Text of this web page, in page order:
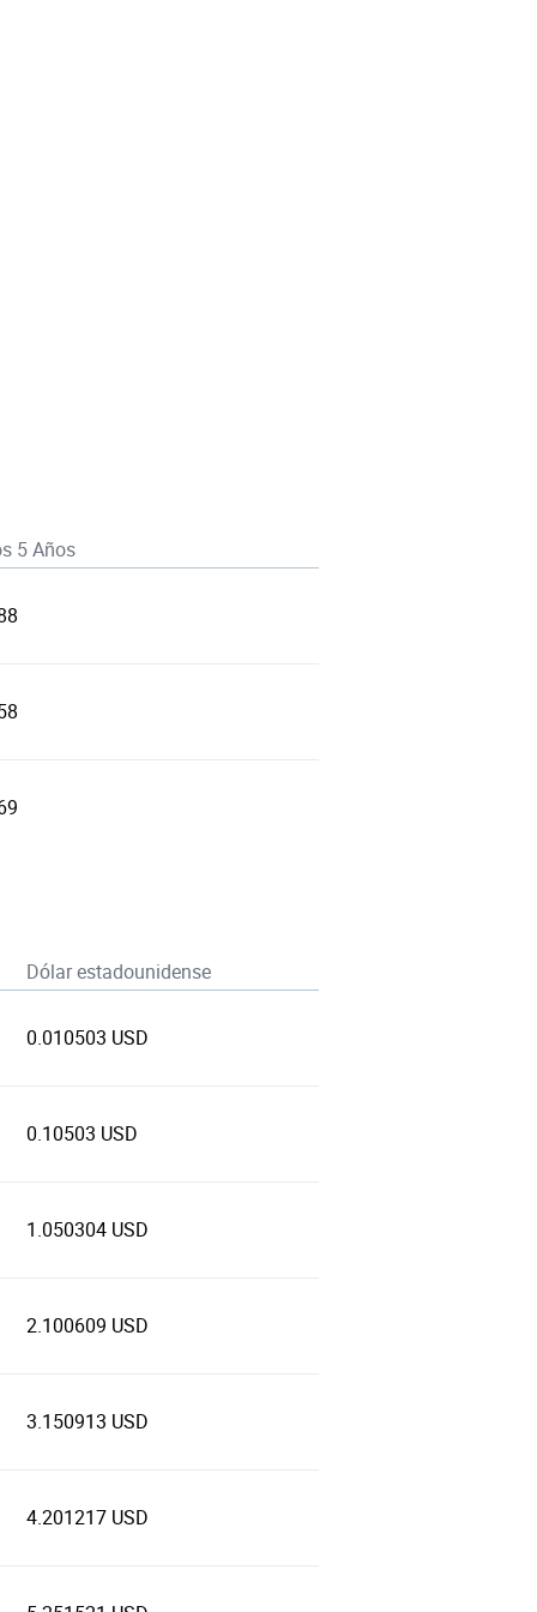
5 Años
Dólar estadounidense
0.010503 USD
0.10503 USD
1.050304 USD
2.100609 USD
3.150913 USD
4.201217 USD